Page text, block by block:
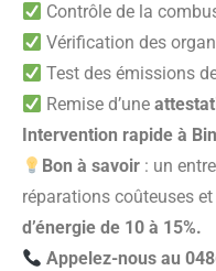
Contrôle de la
Vérification des
Test des émissions
Remise d’une
Intervention rapide à
Bon à savoir : un
réparations coûteuses
d’énergie de 10 à 15%.
Appelez-nous au